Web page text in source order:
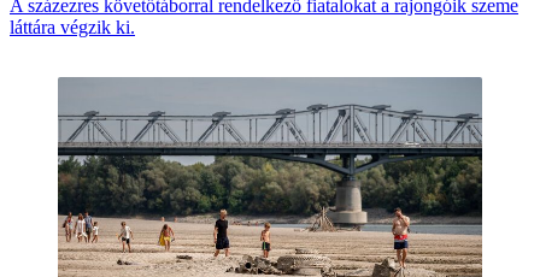
A százezres követőtáborral rendelkező fiatalokat a rajongóik szeme
láttára végzik ki.